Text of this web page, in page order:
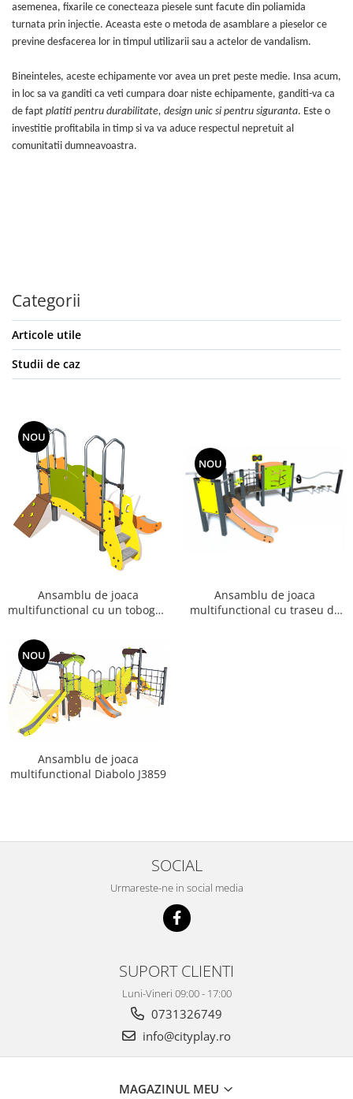
asemenea, fixarile ce conecteaza piesele sunt facute din poliamida
turnata prin injectie. Aceasta este o metoda de asamblare a pieselor ce
previne desfacerea lor in timpul utilizarii sau a actelor de vandalism.
Bineinteles, aceste echipamente vor avea un pret peste medie. Insa acum,
in loc sa va ganditi ca veti cumpara doar niste echipamente, ganditi-va ca
de fapt platiti pentru durabilitate, design unic si pentru siguranta. Este o
investitie profitabila in timp si va va aduce respectul nepretuit al
comunitatii dumneavoastra.
Categorii
Articole utile
Studii de caz
NOU
Ansamblu de joaca
multifunctional cu un tobogan
NOU
Ansamblu de joaca
multifunctional cu traseu de
NOU
Ansamblu de joaca
multifunctional Diabolo J3859
SOCIAL
Urmareste-ne in social media
SUPORT CLIENTI
Luni-Vineri 09:00 - 17:00
0731326749
info@cityplay.ro
MAGAZINUL MEU